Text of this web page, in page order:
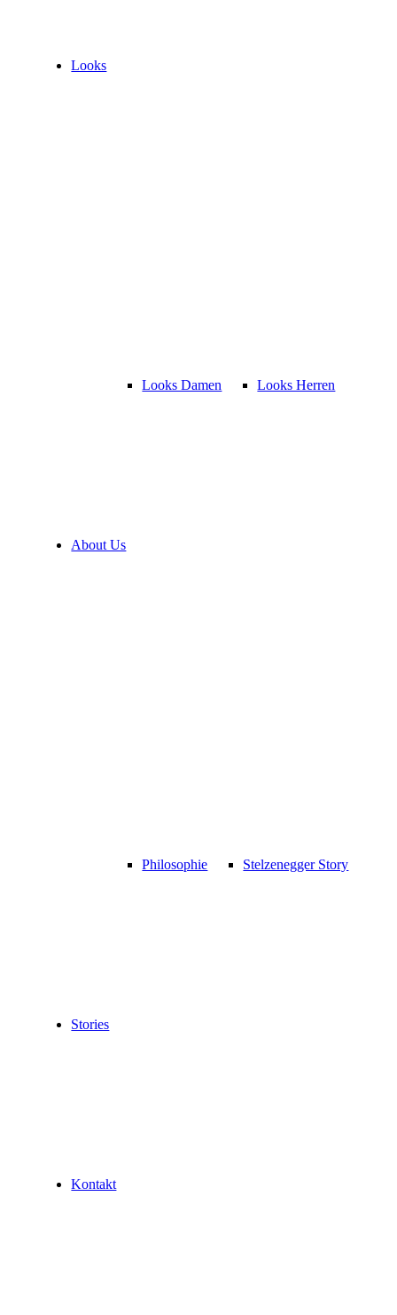
Looks
Looks Damen Looks Herren
About Us
Philosophie Stelzenegger Story
Stories
Kontakt